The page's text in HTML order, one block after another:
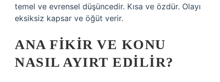
temel ve evrensel düşüncedir. Kısa ve özdür. Olayı
eksiksiz kapsar ve öğüt verir.
ANA FIKIR VE KONU
NASIL AYIRT EDILIR?